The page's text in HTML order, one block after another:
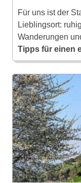
Für uns ist der
Lieblingsort:
Wanderungen
Tipps für einen